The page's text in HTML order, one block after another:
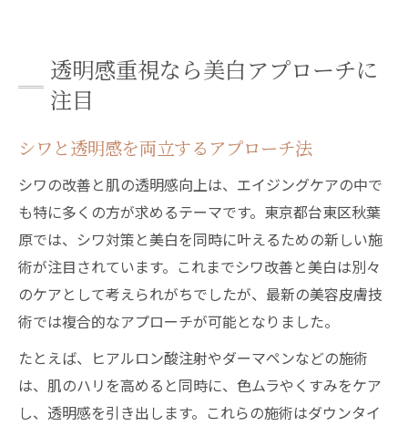
透明感重視なら美白アプローチに
注目
シワと透明感を両立するアプローチ法
シワの改善と肌の透明感向上は、エイジングケアの中で
も特に多くの方が求めるテーマです。東京都台東区秋葉
原では、シワ対策と美白を同時に叶えるための新しい施
術が注目されています。これまでシワ改善と美白は別々
のケアとして考えられがちでしたが、最新の美容皮膚技
術では複合的なアプローチが可能となりました。
たとえば、ヒアルロン酸注射やダーマペンなどの施術
は、肌のハリを高めると同時に、色ムラやくすみをケア
し、透明感を引き出します。これらの施術はダウンタイ